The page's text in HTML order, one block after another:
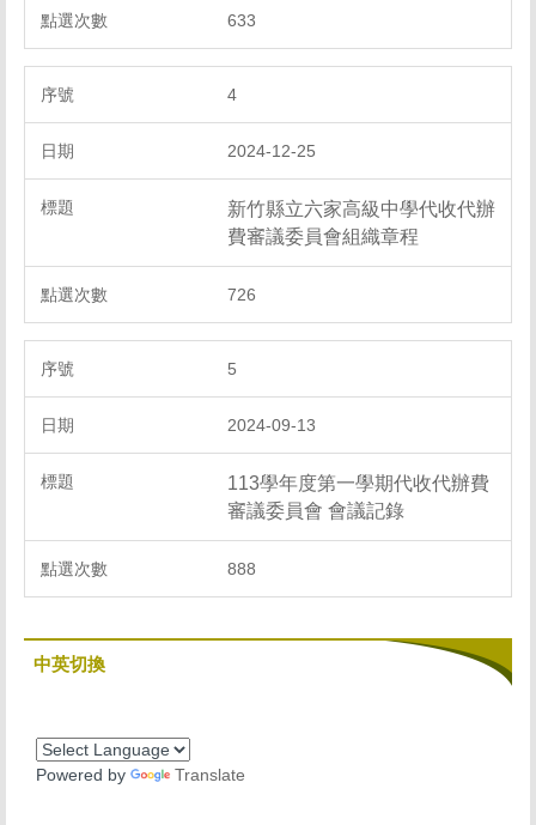
633
4
2024-12-25
新竹縣立六家高級中學代收代辦
費審議委員會組織章程
726
5
2024-09-13
113學年度第一學期代收代辦費
審議委員會 會議記錄
888
中英切換
Powered by Translate